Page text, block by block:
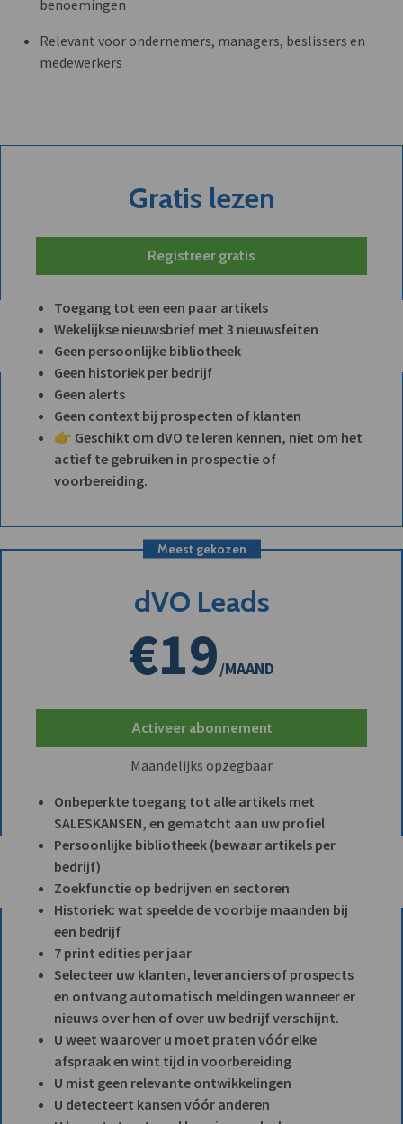
benoemingen
Relevant voor ondernemers, managers, beslissers en
medewerkers
Gratis lezen
Registreer gratis
Toegang tot een een paar artikels
Wekelijkse nieuwsbrief met 3 nieuwsfeiten
Geen persoonlijke bibliotheek
Geen historiek per bedrijf
Geen alerts
Geen context bij prospecten of klanten
👉 Geschikt om dVO te leren kennen, niet om het
actief te gebruiken in prospectie of
voorbereiding.
Meest gekozen
dVO Leads
€19/MAAND
Activeer abonnement
Maandelijks opzegbaar
Onbeperkte toegang tot alle artikels met
SALESKANSEN, en gematcht aan uw profiel
Persoonlijke bibliotheek (bewaar artikels per
bedrijf)
Zoekfunctie op bedrijven en sectoren
Historiek: wat speelde de voorbije maanden bij
een bedrijf
7 print edities per jaar
Selecteer uw klanten, leveranciers of prospects
en ontvang automatisch meldingen wanneer er
nieuws over hen of over uw bedrijf verschijnt.
U weet waarover u moet praten vóór elke
afspraak en wint tijd in voorbereiding
U mist geen relevante ontwikkelingen
U detecteert kansen vóór anderen